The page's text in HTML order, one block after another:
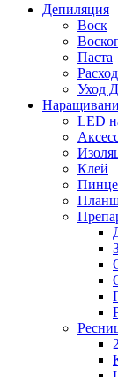
Депиляция
Воск
Паста
Уход
LED
Клей